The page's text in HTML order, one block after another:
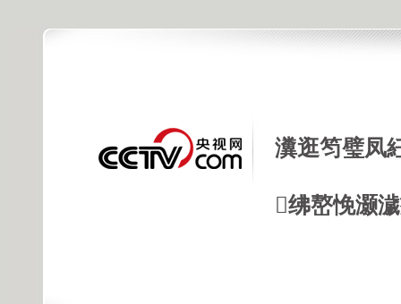
瀵逛笉璧凤
绋嶅悗灏